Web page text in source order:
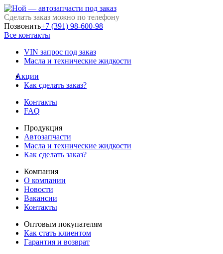
Сделать заказ можно по телефону
Позвонить+7 (391) 98-600-98
Все контакты
VIN запрос под заказ
Масла и технические жидкости
Акции
Как сделать заказ?
Контакты
FAQ
Продукция
Автозапчасти
Масла и технические жидкости
Как сделать заказ?
Компания
О компании
Новости
Вакансии
Контакты
Оптовым покупателям
Как стать клиентом
Гарантия и возврат